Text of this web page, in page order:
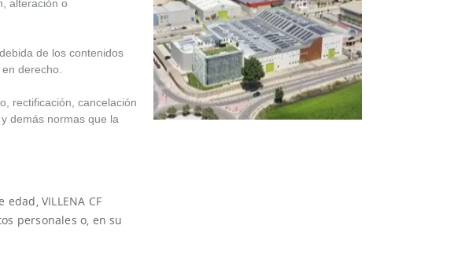
alteración o
de los contenidos
derecho.
rectificación, cancelación
demás normas que la
VILLENA CF
personales o, en su